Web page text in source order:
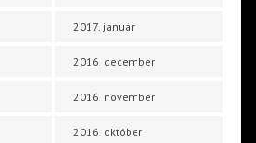
2017. január
2016. december
2016. november
2016. október